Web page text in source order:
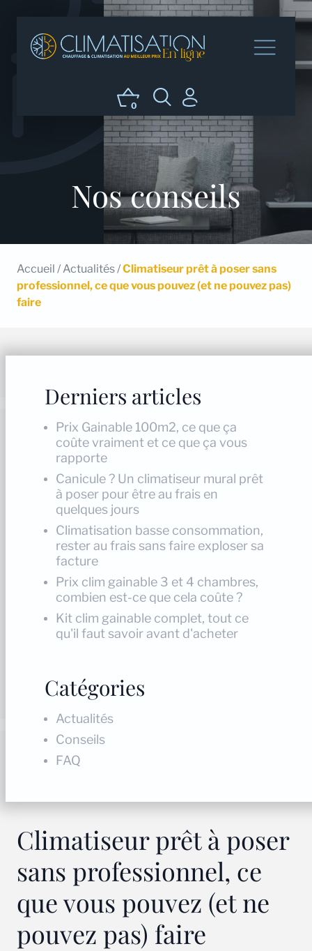
0
Nos conseils
Accueil / Actualités/Climatiseur prêt à poser sans
professionnel, ce que vous pouvez (et ne pouvez pas)
faire
Climatiseur prêt à poser
sans professionnel, ce
que vous pouvez (et ne
pouvez pas) faire
Derniers articles
Prix Gainable 100m2, ce que ça
coûte vraiment et ce que ça vous
rapporte
Canicule ? Un climatiseur mural prêt
à poser pour être au frais en
quelques jours
Climatisation basse consommation,
rester au frais sans faire exploser sa
facture
Prix clim gainable 3 et 4 chambres,
combien est-ce que cela coûte ?
Kit clim gainable complet, tout ce
qu'il faut savoir avant d'acheter
Catégories
Actualités
Conseils
FAQ